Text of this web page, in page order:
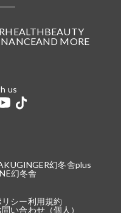
HEALTHBEAUTY
AND MORE
us
GINGER幻冬舎plus
幻冬舎
シー利用規約
問い合わせ（個人）